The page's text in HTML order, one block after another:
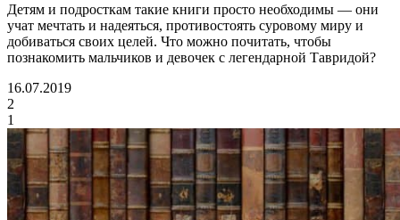
Детям и подросткам такие книги просто необходимы — они
учат мечтать и надеяться, противостоять суровому миру и
добиваться своих целей. Что можно почитать, чтобы
познакомить мальчиков и девочек с легендарной Тавридой?
16.07.2019
2
1